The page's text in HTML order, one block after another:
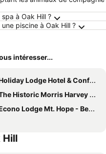
à Oak Hill ?
piscine à Oak Hill ?
intéresser...
Lodge Hotel & Conference Center
Historic Morris Harvey House
Lodge Mt. Hope - Beckley North
Hill